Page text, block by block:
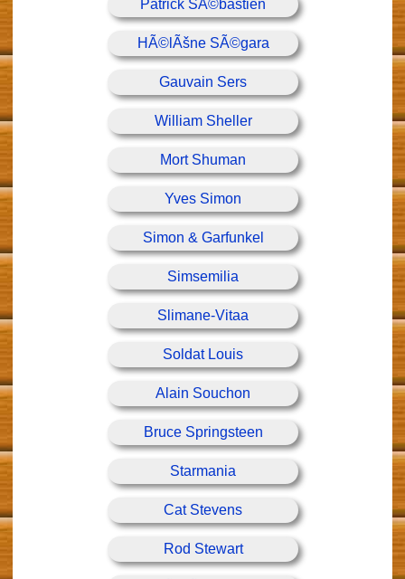
Patrick SÃ©bastien
HÃ©lÃšne SÃ©gara
Gauvain Sers
William Sheller
Mort Shuman
Yves Simon
Simon & Garfunkel
Simsemilia
Slimane-Vitaa
Soldat Louis
Alain Souchon
Bruce Springsteen
Starmania
Cat Stevens
Rod Stewart